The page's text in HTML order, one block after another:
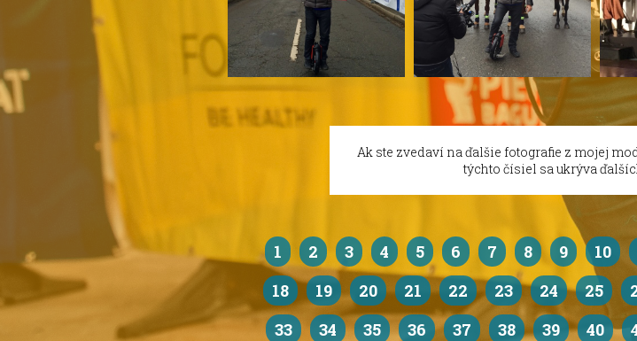
Ak ste zvedaví na ďalšie fotografie z mojej
týchto čísiel sa ukrýva
1 2 3 4 5 6 7 8 9 10
18
19 20 21 22 23 24 25
33
34 35 36 37 38 39 40